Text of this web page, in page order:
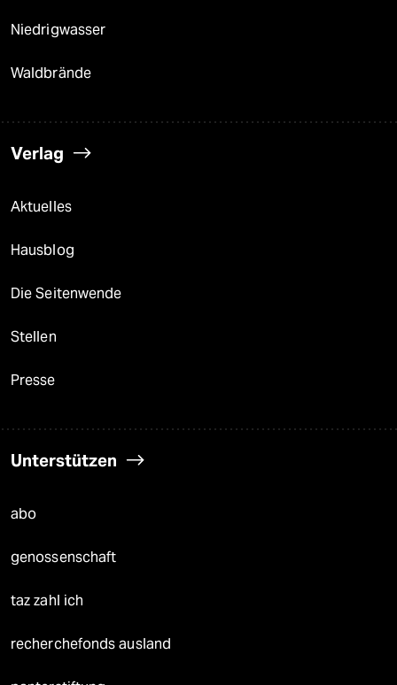
Niedrigwasser
Waldbrände
Verlag
Aktuelles
Hausblog
Die Seitenwende
Stellen
Presse
Unterstützen
abo
genossenschaft
taz zahl ich
recherchefonds ausland